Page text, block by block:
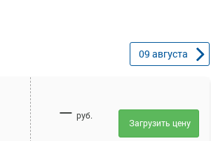
09 августа
— руб.
Загрузить цену